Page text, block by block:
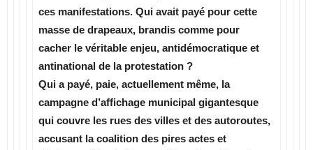
ces manifestations. Qui avait payé pour cette
masse de drapeaux, brandis comme pour
cacher le véritable enjeu, antidémocratique et
antinational de la protestation ?
Qui a payé, paie, actuellement même, la
campagne d’affichage municipal gigantesque
qui couvre les rues des villes et des autoroutes,
accusant la coalition des pires actes et